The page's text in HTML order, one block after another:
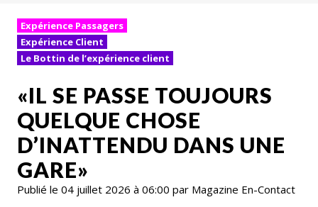
Expérience Passagers
Expérience Client
Le Bottin de l’expérience client
«IL SE PASSE TOUJOURS
QUELQUE CHOSE
D’INATTENDU DANS UNE
GARE»
Publié le 04 juillet 2026 à 06:00 par Magazine En-Contact